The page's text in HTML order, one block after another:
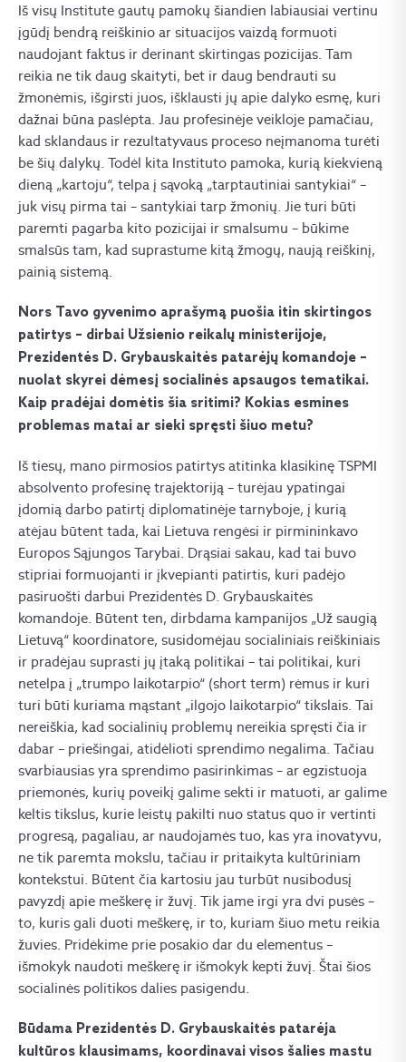
Iš visų Institute gautų pamokų šiandien labiausiai vertinu
įgūdį bendrą reiškinio ar situacijos vaizdą formuoti
naudojant faktus ir derinant skirtingas pozicijas. Tam
reikia ne tik daug skaityti, bet ir daug bendrauti su
žmonėmis, išgirsti juos, išklausti jų apie dalyko esmę, kuri
dažnai būna paslėpta. Jau profesinėje veikloje pamačiau,
kad sklandaus ir rezultatyvaus proceso neįmanoma turėti
be šių dalykų. Todėl kita Instituto pamoka, kurią kiekvieną
dieną „kartoju“, telpa į sąvoką „tarptautiniai santykiai“ –
juk visų pirma tai – santykiai tarp žmonių. Jie turi būti
paremti pagarba kito pozicijai ir smalsumu – būkime
smalsūs tam, kad suprastume kitą žmogų, naują reiškinį,
painią sistemą.
Nors Tavo gyvenimo aprašymą puošia itin skirtingos
patirtys – dirbai Užsienio reikalų ministerijoje,
Prezidentės D. Grybauskaitės patarėjų komandoje –
nuolat skyrei dėmesį socialinės apsaugos tematikai.
Kaip pradėjai domėtis šia sritimi? Kokias esmines
problemas matai ar sieki spręsti šiuo metu?
Iš tiesų, mano pirmosios patirtys atitinka klasikinę TSPMI
absolvento profesinę trajektoriją – turėjau ypatingai
įdomią darbo patirtį diplomatinėje tarnyboje, į kurią
atėjau būtent tada, kai Lietuva rengėsi ir pirmininkavo
Europos Sąjungos Tarybai. Drąsiai sakau, kad tai buvo
stipriai formuojanti ir įkvepianti patirtis, kuri padėjo
pasiruošti darbui Prezidentės D. Grybauskaitės
komandoje. Būtent ten, dirbdama kampanijos „Už saugią
Lietuvą“ koordinatore, susidomėjau socialiniais reiškiniais
ir pradėjau suprasti jų įtaką politikai – tai politikai, kuri
netelpa į „trumpo laikotarpio“ (short term) rėmus ir kuri
turi būti kuriama mąstant „ilgojo laikotarpio“ tikslais. Tai
nereiškia, kad socialinių problemų nereikia spręsti čia ir
dabar – priešingai, atidėlioti sprendimo negalima. Tačiau
svarbiausias yra sprendimo pasirinkimas – ar egzistuoja
priemonės, kurių poveikį galime sekti ir matuoti, ar galime
keltis tikslus, kurie leistų pakilti nuo status quo ir vertinti
progresą, pagaliau, ar naudojamės tuo, kas yra inovatyvu,
ne tik paremta mokslu, tačiau ir pritaikyta kultūriniam
kontekstui. Būtent čia kartosiu jau turbūt nusibodusį
pavyzdį apie meškerę ir žuvį. Tik jame irgi yra dvi pusės –
to, kuris gali duoti meškerę, ir to, kuriam šiuo metu reikia
žuvies. Pridėkime prie posakio dar du elementus –
išmokyk naudoti meškerę ir išmokyk kepti žuvį. Štai šios
socialinės politikos dalies pasigendu.
Būdama Prezidentės D. Grybauskaitės patarėja
kultūros klausimams, koordinavai visos šalies mastu